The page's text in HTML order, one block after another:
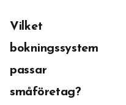
Vilket
bokningssystem
passar
småföretag?